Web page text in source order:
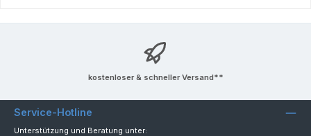
kostenloser & schneller Versand**
Service-Hotline
Unterstützung und Beratung unter: